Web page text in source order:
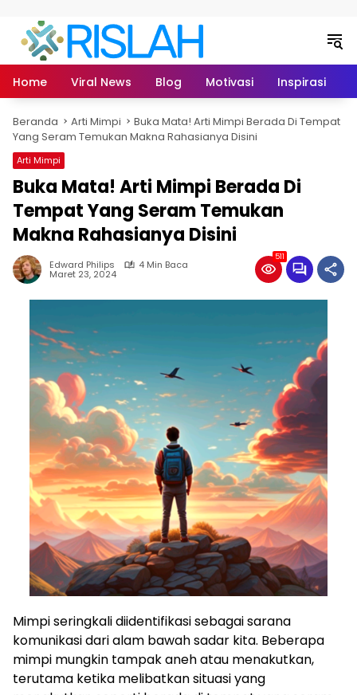
Home Viral News Blog Motivasi Inspirasi
Beranda Arti Mimpi
Buka Mata! Arti Mimpi Berada Di Tempat
Yang Seram Temukan Makna Rahasianya Disini
Arti Mimpi
Buka Mata! Arti Mimpi Berada Di
Tempat Yang Seram Temukan
Makna Rahasianya Disini
Edward Philips 4 Min Baca
Maret 23, 2024
511
Mimpi seringkali diidentifikasi sebagai sarana
komunikasi dari alam bawah sadar kita. Beberapa
mimpi mungkin tampak aneh atau menakutkan,
terutama ketika melibatkan situasi yang